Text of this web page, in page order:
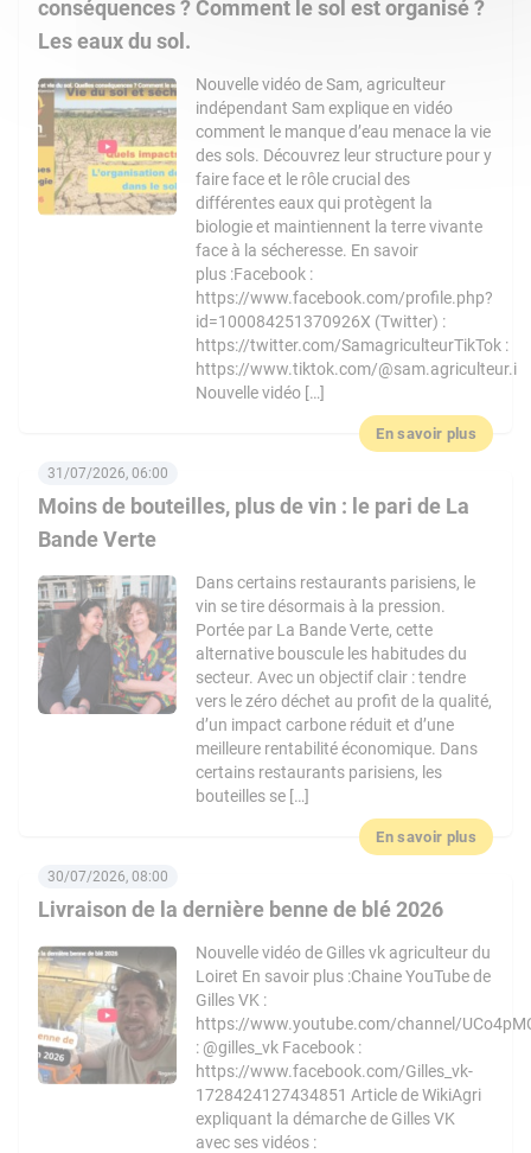
conséquences ? Comment le sol est organisé ?
Les eaux du sol.
Nouvelle vidéo de Sam, agriculteur
indépendant Sam explique en vidéo
comment le manque d’eau menace la vie
des sols. Découvrez leur structure pour y
faire face et le rôle crucial des
différentes eaux qui protègent la
biologie et maintiennent la terre vivante
face à la sécheresse. En savoir
plus :Facebook :
https://www.facebook.com/profile.php?
id=100084251370926X (Twitter) :
https://twitter.com/SamagriculteurTikTok :
https://www.tiktok.com/@sam.agriculteur.i
Nouvelle vidéo […]
En savoir plus
Moins de bouteilles, plus de vin : le pari de La
Bande Verte
31/07/2026, 06:00
Dans certains restaurants parisiens, le
vin se tire désormais à la pression.
Portée par La Bande Verte, cette
alternative bouscule les habitudes du
secteur. Avec un objectif clair : tendre
vers le zéro déchet au profit de la qualité,
d’un impact carbone réduit et d’une
meilleure rentabilité économique. Dans
certains restaurants parisiens, les
bouteilles se […]
En savoir plus
Livraison de la dernière benne de blé 2026
30/07/2026, 08:00
Nouvelle vidéo de Gilles vk agriculteur du
Loiret En savoir plus :Chaine YouTube de
Gilles VK :
https://www.youtube.com/channel/
: @gilles_vk Facebook :
https://www.facebook.com/Gilles_vk-
1728424127434851 Article de WikiAgri
expliquant la démarche de Gilles VK
avec ses vidéos :